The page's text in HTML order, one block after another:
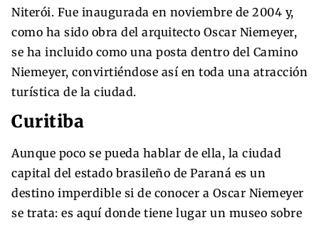
Niterói. Fue inaugurada en noviembre de 2004 y,
como ha sido obra del arquitecto Oscar Niemeyer,
se ha incluido como una posta dentro del Camino
Niemeyer, convirtiéndose así en toda una atracción
turística de la ciudad.
Curitiba
Aunque poco se pueda hablar de ella, la ciudad
capital del estado brasileño de Paraná es un
destino imperdible si de conocer a Oscar Niemeyer
se trata: es aquí donde tiene lugar un museo sobre